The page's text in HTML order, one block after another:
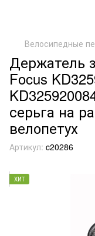
Велосипедные
Держатель
Focus
серьга на
велопетух
Артикул: c20286
ХИТ